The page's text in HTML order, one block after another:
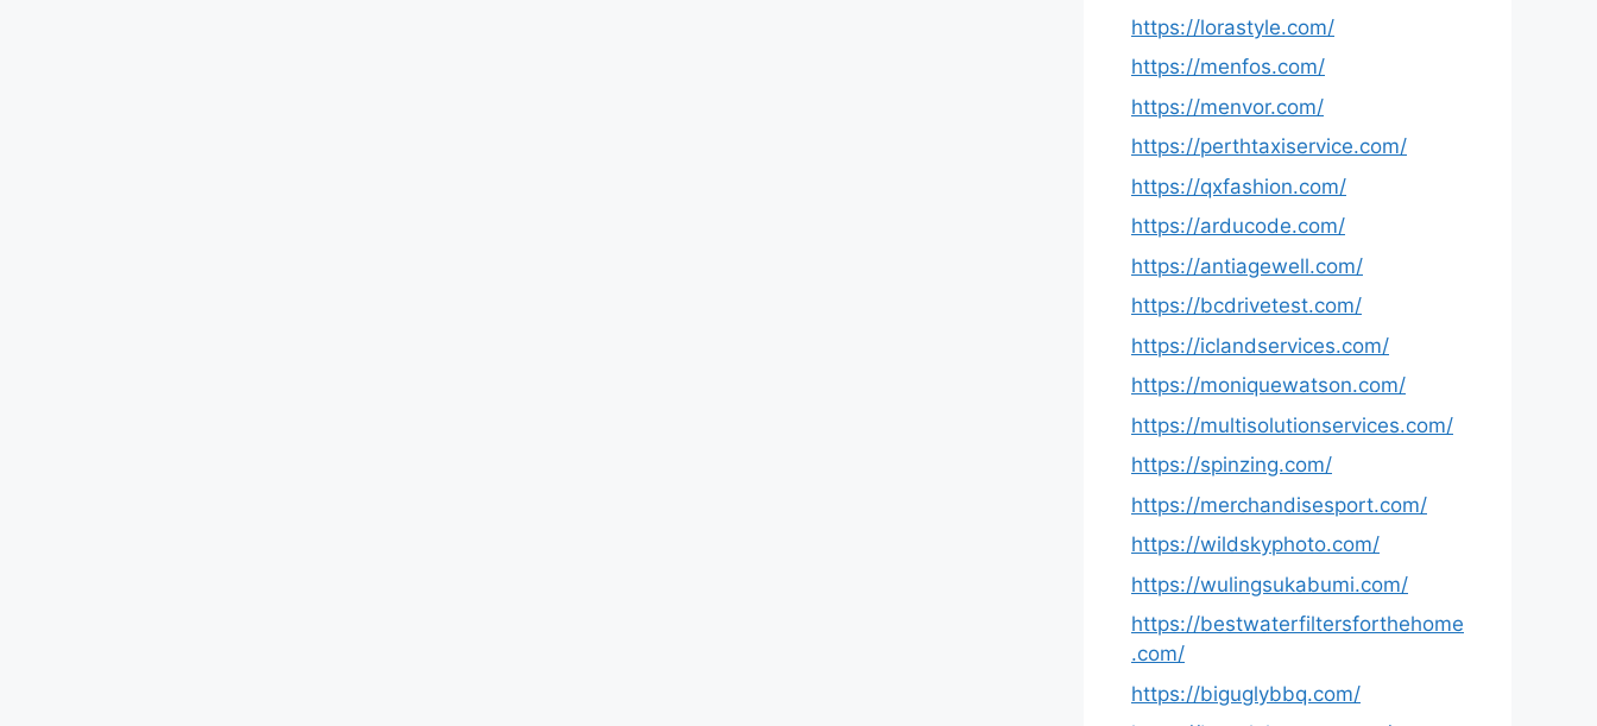
https://lorastyle.com/
https://menfos.com/
https://menvor.com/
https://perthtaxiservice.com/
https://qxfashion.com/
https://arducode.com/
https://antiagewell.com/
https://bcdrivetest.com/
https://iclandservices.com/
https://moniquewatson.com/
https://multisolutionservices.com/
https://spinzing.com/
https://merchandisesport.com/
https://wildskyphoto.com/
https://wulingsukabumi.com/
https://bestwaterfiltersforthehome
.com/
https://biguglybbq.com/